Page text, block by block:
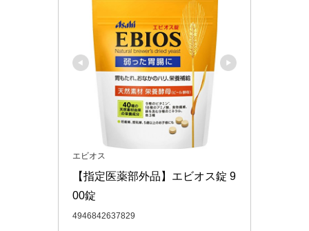
エビオス
【指定医薬部外品】エビオス錠 9
00錠
4946842637829